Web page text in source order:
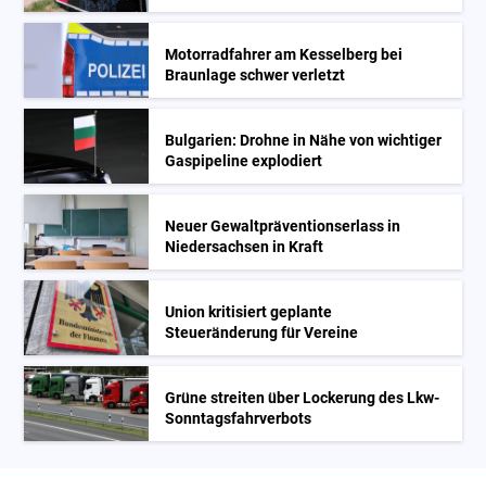
Motorradfahrer am Kesselberg bei
Braunlage schwer verletzt
Bulgarien: Drohne in Nähe von wichtiger
Gaspipeline explodiert
Neuer Gewaltpräventionserlass in
Niedersachsen in Kraft
Union kritisiert geplante
Steueränderung für Vereine
Grüne streiten über Lockerung des Lkw-
Sonntagsfahrverbots